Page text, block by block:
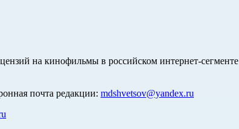
на кинофильмы в российском интернет-сегменте
почта редакции: mdshvetsov@yandex.ru